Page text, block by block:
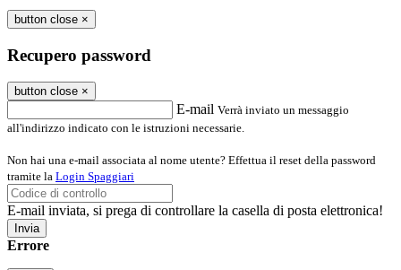
button close ×
Recupero password
button close ×
E-mail Verrà inviato un messaggio
all'indirizzo indicato con le istruzioni necessarie.
Non hai una e-mail associata al nome utente? Effettua il reset della password
tramite la Login Spaggiari
E-mail inviata, si prega di controllare la casella di posta elettronica!
Errore